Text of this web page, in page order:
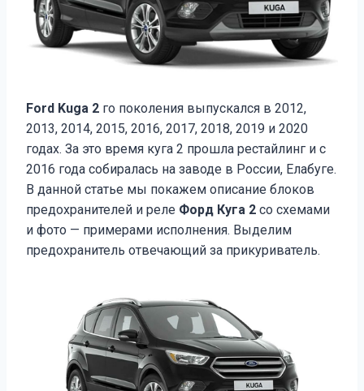
Ford Kuga 2 го поколения выпускался в 2012,
2013, 2014, 2015, 2016, 2017, 2018, 2019 и 2020
годах. За это время куга 2 прошла рестайлинг и с
2016 года собиралась на заводе в России, Елабуге.
В данной статье мы покажем описание блоков
предохранителей и реле Форд Куга 2 со схемами
и фото — примерами исполнения. Выделим
предохранитель отвечающий за прикуриватель.